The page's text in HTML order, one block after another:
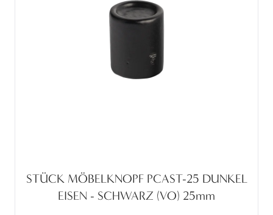
STÜCK MÖBELKNOPF PCAST-25 DUNKEL
EISEN - SCHWARZ (VO) 25mm